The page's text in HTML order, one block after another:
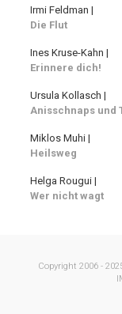
Irmi Feldman |
Die Flut
Ines Kruse-Kahn |
Erinnere dich!
Ursula Kollasch |
Anisschnaps und
Miklos Muhi |
Heilsweg
Helga Rougui |
Wer nicht wagt
Copyright 2006 -